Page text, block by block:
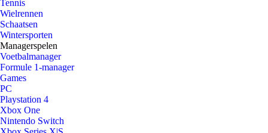
Tennis
Wielrennen
Schaatsen
Wintersporten
Managerspelen
Voetbalmanager
Formule 1-manager
Games
PC
Playstation 4
Xbox One
Nintendo Switch